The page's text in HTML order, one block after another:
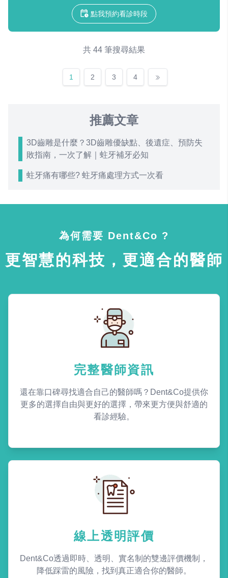
點我預約看診時段
共 44 筆搜尋結果
1 2 3 4
推薦文章
3D齒雕是什麼？3D齒雕優缺點、後遺症、預防失
敗指南，一次了解｜蛀牙補牙必知
蛀牙痛有哪些? 蛀牙痛處理方式一次看
為何需要 Dent&Co ?
更智慧的科技，更適合的醫師
完整醫師資訊
還在靠口碑尋找適合自己的醫師嗎？Dent&Co提供你
更多的選擇自由與更好的選擇，帶來更方便與舒適的
看診經驗。
線上透明評價
Dent&Co透過即時、透明、實名制的雙邊評價機制，
降低踩雷的風險，找到真正適合你的醫師。